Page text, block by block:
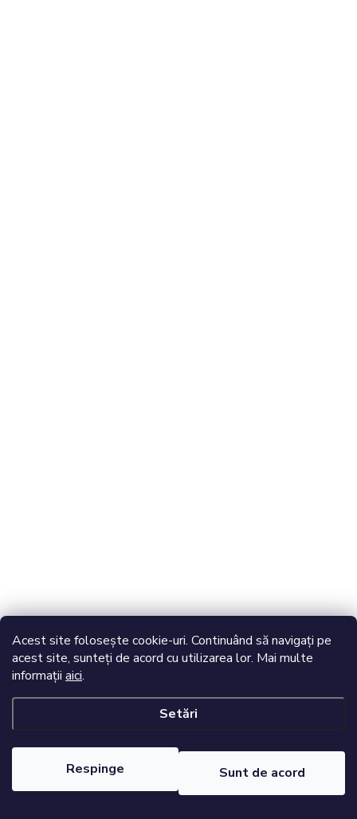
Acest site folosește cookie-uri. Continuând să navigați pe
acest site, sunteți de acord cu utilizarea lor. Mai multe
informații aici.
Setări
Respinge Sunt de acord